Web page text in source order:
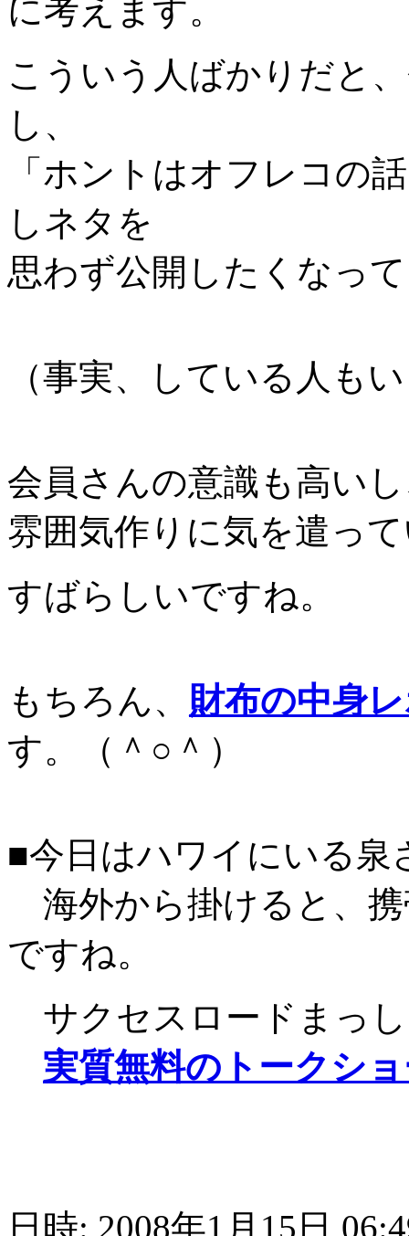
に考えます。
こういう人ばかりだと
し、
「ホントはオフレコの
しネタを
思わず公開したくなっ
（事実、している人も
会員さんの意識も高い
雰囲気作りに気を遣っ
すばらしいですね。
もちろん、 財布の中身
す。（＾○＾）
■今日はハワイにいる泉
海外から掛けると、
ですね。
サクセスロードまっ
実質無料のトークシ
日時: 2008年1月15日